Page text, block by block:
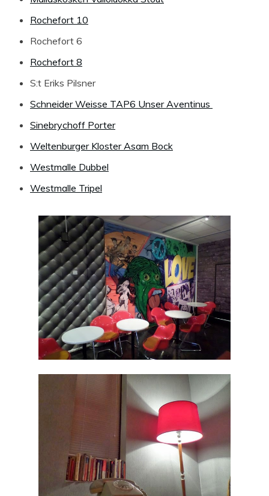
Rochefort 10
Rochefort 6
Rochefort 8
S:t Eriks Pilsner
Schneider Weisse TAP6 Unser Aventinus
Sinebrychoff Porter
Weltenburger Kloster Asam Bock
Westmalle Dubbel
Westmalle Tripel